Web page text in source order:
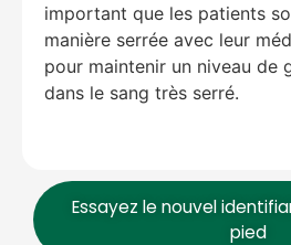
Essayez le nouvel
pied
important que les patients
manière serrée avec leur
pour maintenir un niveau de
dans le sang très serré.